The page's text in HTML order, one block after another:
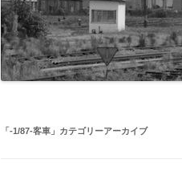
通
旧
第
機
鉄
-1/80-
-1/80-
-1/80-
「-1/87-客車 」カテゴリーアーカイブ